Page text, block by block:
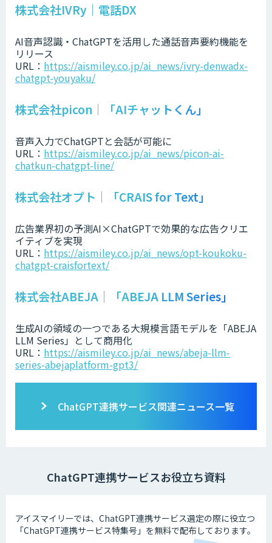
株式会社IVRy｜電話DX
AI音声認識・ChatGPTを活用した通話音声要約機能を
リリース
URL： https://aismiley.co.jp/ai_news/ivry-denwadx-
chatgpt-youyaku/
株式会社picon｜「AIチャットくん」
音声入力でChatGPTと会話が可能に
URL： https://aismiley.co.jp/ai_news/picon-ai-
chatkun-chatgpt-line/
株式会社オプト｜「CRAIS for Text」
広告業界初の予測AI×ChatGPTで効果的な広告クリエ
イティブを実現
URL： https://aismiley.co.jp/ai_news/opt-koukoku-
chatgpt-craisfortext/
株式会社ABEJA｜「ABEJA LLM Series」
生成AIの領域の一つである大規模言語モデルを「ABEJA
LLM Series」として商用化
URL： https://aismiley.co.jp/ai_news/abeja-llm-
series-abejaplatform-gpt3/
ChatGPT連携サービス関連ニュース一覧
ChatGPT連携サービスお役立ち資料
アイスマイリーでは、ChatGPT連携サービス選定の際に役立つ
「ChatGPT連携サービス特集号」を無料で配布しております。